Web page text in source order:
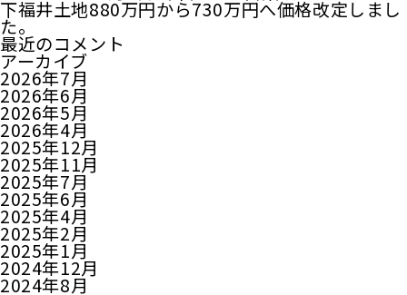
下福井土地880万円から730万円へ価格改定しまし
た。
最近のコメント
アーカイブ
2026年7月
2026年6月
2026年5月
2026年4月
2025年12月
2025年11月
2025年7月
2025年6月
2025年4月
2025年2月
2025年1月
2024年12月
2024年8月